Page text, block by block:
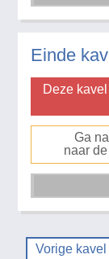
Einde
Deze
Ga
naar de
Vorige kavel